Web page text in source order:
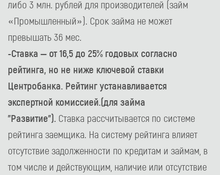
либо 3 млн. рублей для производителей (займ
«Промышленный»). Срок займа не может
превышать 36 мес.
-Ставка – от 16,5 до 25% годовых согласно
рейтинга, но не ниже ключевой ставки
Центробанка. Рейтинг устанавливается
экспертной комиссией.(для займа
"Развитие"). Ставка рассчитывается по системе
рейтинга заемщика. На систему рейтинга влияет
отсутствие задолженности по кредитам и займам, в
том числе и действующим, наличие или отсутствие